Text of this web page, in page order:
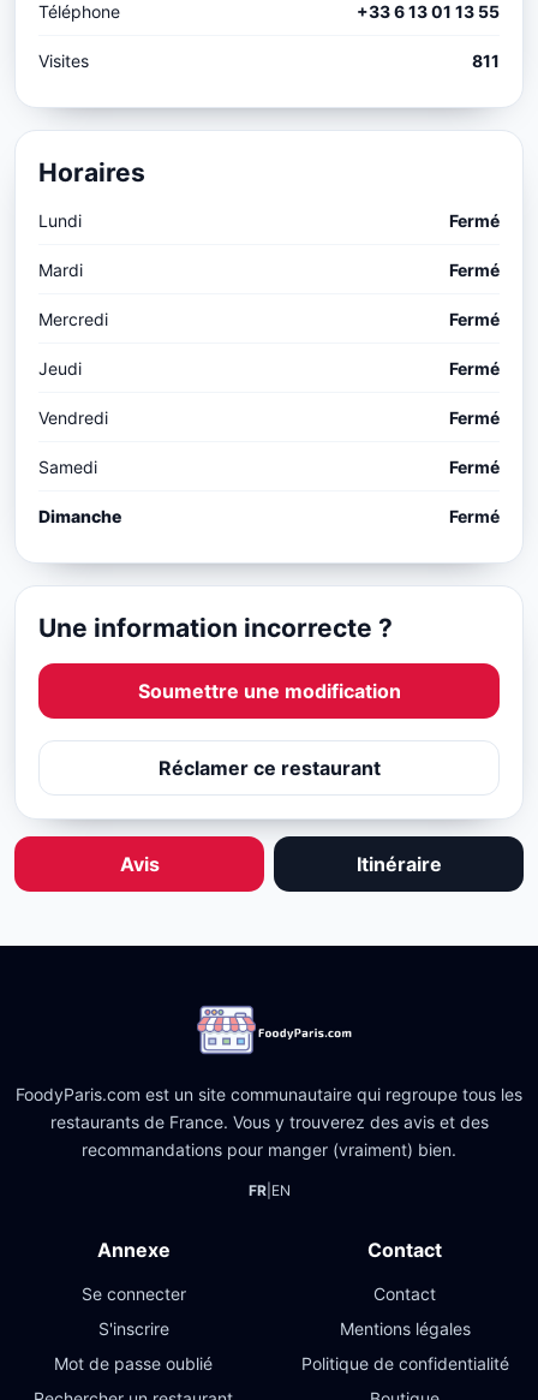
Téléphone +33 6 13 01 13 55
Visites 811
Horaires
Lundi Fermé
Mardi Fermé
Mercredi Fermé
Jeudi Fermé
Vendredi Fermé
Samedi Fermé
Dimanche Fermé
Une information incorrecte ?
Soumettre une modification
Réclamer ce restaurant
Avis Itinéraire
FoodyParis.com est un site communautaire qui regroupe tous les
restaurants de France. Vous y trouverez des avis et des
recommandations pour manger (vraiment) bien.
FR| EN
Annexe
Se connecter
S'inscrire
Mot de passe oublié
Contact
Contact
Mentions légales
Politique de confidentialité